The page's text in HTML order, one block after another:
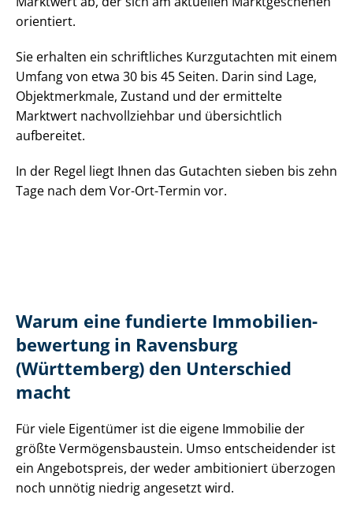
orientiert.
Sie erhalten ein schriftliches Kurzgutachten mit einem
Umfang von etwa 30 bis 45 Seiten. Darin sind Lage,
Objektmerkmale, Zustand und der ermittelte
Marktwert nachvollziehbar und übersichtlich
aufbereitet.
In der Regel liegt Ihnen das Gutachten sieben bis zehn
Tage nach dem Vor-Ort-Termin vor.
Warum eine fundierte Im­mo­bi­li­en­
be­wer­tung in Ravensburg
(Württemberg) den Unterschied
macht
Für viele Eigentümer ist die eigene Immobilie der
größte Ver­mö­gens­bau­stein. Umso entscheidender ist
ein Angebotspreis, der weder ambitioniert überzogen
noch unnötig niedrig angesetzt wird.